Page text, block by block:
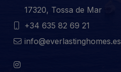
17320, Tossa de Mar
+34 635 82 69 21
info@everlastinghomes.es